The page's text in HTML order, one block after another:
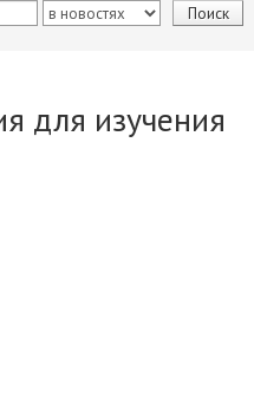
для изучения